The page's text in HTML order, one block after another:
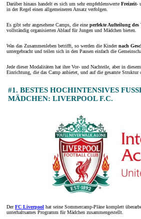
Darüber hinaus handelt es sich um sehr empfehlenswerte Freizeit-
in der Regel einen allgemeineren Ansatz verfolgen.
Es gibt sehr angesehene Camps, die eine perfekte Aufteilung
vollständig organisierten Ablauf für Jungen und Mädchen bieten.
Was das Zusammenleben betrifft, so werden die Kindernach
untergebracht und teilen sich in den Pausen einfach die
Jede dieser Modalitäten hat ihre Vor- und Nachteile, aber in
Einrichtung, die das Camp anbietet, und auf die gesamte Struktur
#1. BESTES HOCHINTENSIVES
ÄDCHEN: LIVERPOOL F.C.
DerFC Liverpool hat seine Sommercamp-Pläne komplett
unterhaltsames Programm für Mädchen zusammengestellt.